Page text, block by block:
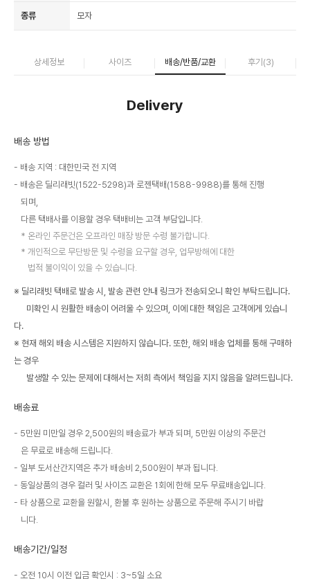
종류 모자
상세정보 사이즈 배송/반품/교환 후기(3)
Delivery
배송 방법
배송 지역 : 대한민국 전 지역
배송은 딜리래빗(1522-5298)과 로젠택배(1588-9988)를 통해 진행
되며,
다른 택배사를 이용할 경우 택배비는 고객 부담입니다.
온라인 주문건은 오프라인 매장 방문 수령 불가합니다.
개인적으로 무단방문 및 수령을 요구할 경우, 업무방해에 대한
법적 불이익이 있을 수 있습니다.
※ 딜리래빗 택배로 발송 시, 발송 관련 안내 링크가 전송되오니 확인 부탁드립니다.
미확인 시 원활한 배송이 어려울 수 있으며, 이에 대한 책임은 고객에게 있습니
다.
※ 현재 해외 배송 시스템은 지원하지 않습니다. 또한, 해외 배송 업체를 통해 구매하
는 경우
발생할 수 있는 문제에 대해서는 저희 측에서 책임을 지지 않음을 알려드립니다.
배송료
5만원 미만일 경우 2,500원의 배송료가 부과 되며, 5만원 이상의 주문건
은 무료로 배송해 드립니다.
일부 도서산간지역은 추가 배송비 2,500원이 부과 됩니다.
동일상품의 경우 컬러 및 사이즈 교환은 1회에 한해 모두 무료배송입니다.
타 상품으로 교환을 원할시, 환불 후 원하는 상품으로 주문해 주시기 바랍
니다.
배송기간/일정
오전 10시 이전 입금 확인시 : 3~5일 소요